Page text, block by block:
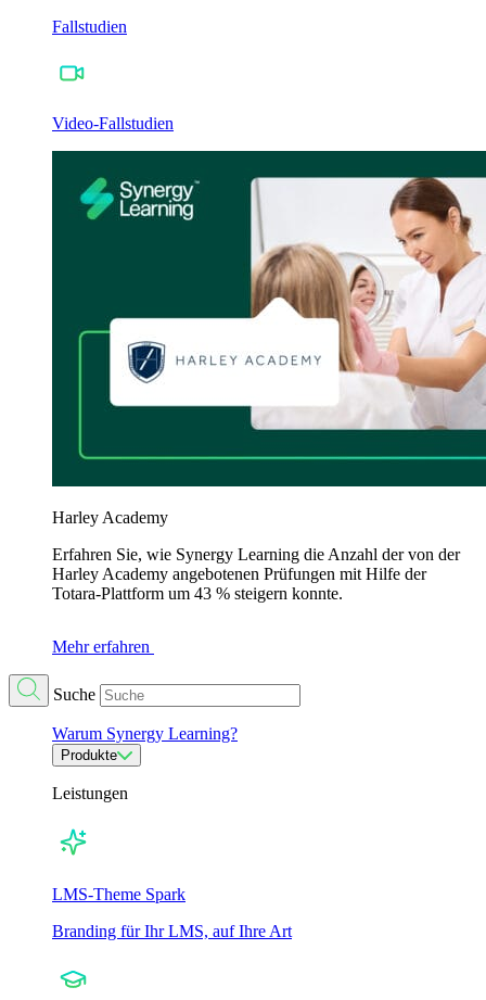
Fallstudien
Video-Fallstudien
Harley Academy
Erfahren Sie, wie Synergy Learning die Anzahl der von der
Harley Academy angebotenen Prüfungen mit Hilfe der
Totara-Plattform um 43 % steigern konnte.
Mehr erfahren
Suche
Warum Synergy Learning?
Produkte
Leistungen
LMS-Theme Spark
Branding für Ihr LMS, auf Ihre Art